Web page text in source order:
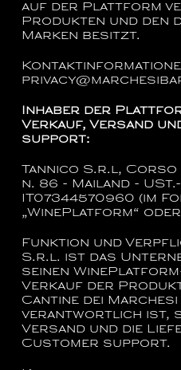
auf der Plattform
Produkten und den
Marken besitzt.
Inhaber der
Verkauf, Versand
support:
Tannico S.r.l, Corso
n. 86 - Mailand -
IT07344570960 (im
„WinePlatform“ oder
Funktion und
S.r.l. ist das
seinen
Verkauf der
Cantine dei
verantwortlich ist,
Versand und die
Customer support.